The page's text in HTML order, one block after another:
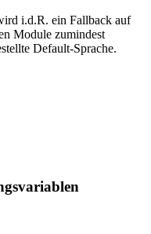
i.d.R. ein Fallback auf
Module zumindest
Default-Sprache.